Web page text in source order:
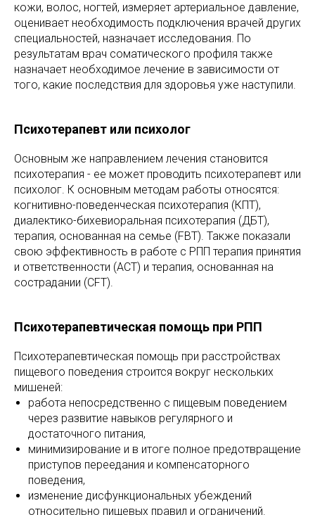
кожи, волос, ногтей, измеряет артериальное давление,
оценивает необходимость подключения врачей других
специальностей, назначает исследования. По
результатам врач соматического профиля также
назначает необходимое лечение в зависимости от
того, какие последствия для здоровья уже наступили.
Психотерапевт или психолог
Основным же направлением лечения становится
психотерапия - ее может проводить психотерапевт или
психолог. К основным методам работы относятся:
когнитивно-поведенческая психотерапия (КПТ),
диалектико-бихевиоральная психотерапия (ДБТ),
терапия, основанная на семье (FBT). Также показали
свою эффективность в работе с РПП терапия принятия
и ответственности (ACT) и терапия, основанная на
сострадании (CFT).
Психотерапевтическая помощь при РПП
Психотерапевтическая помощь при расстройствах
пищевого поведения строится вокруг нескольких
мишеней:
работа непосредственно с пищевым поведением
через развитие навыков регулярного и
достаточного питания,
минимизирование и в итоге полное предотвращение
приступов переедания и компенсаторного
поведения,
изменение дисфункциональных убеждений
относительно пищевых правил и ограничений.